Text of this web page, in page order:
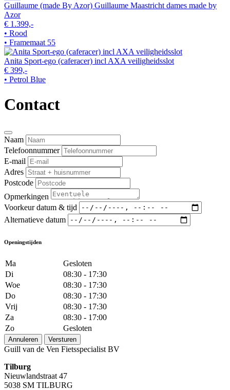
Guillaume (made By Azor) Guillaume Maastricht dames made by
Azor
€ 1.399,-
• Rood
• Framemaat 55
Anita Sport-ego (caferacer) incl AXA veiligheidsslot
€ 399,-
• Petrol Blue
Contact
Naam
Telefoonnummer
E-mail
Adres
Postcode
Opmerkingen
Voorkeur datum & tijd
Alternatieve datum
Openingstijden
Ma
Gesloten
Di
08:30 - 17:30
Woe
08:30 - 17:30
Do
08:30 - 17:30
Vrij
08:30 - 17:30
Za
08:30 - 17:00
Zo
Gesloten
Annuleren Versturen
Guill van de Ven Fietsspecialist BV
Tilburg
Nieuwlandstraat 47
5038 SM TILBURG